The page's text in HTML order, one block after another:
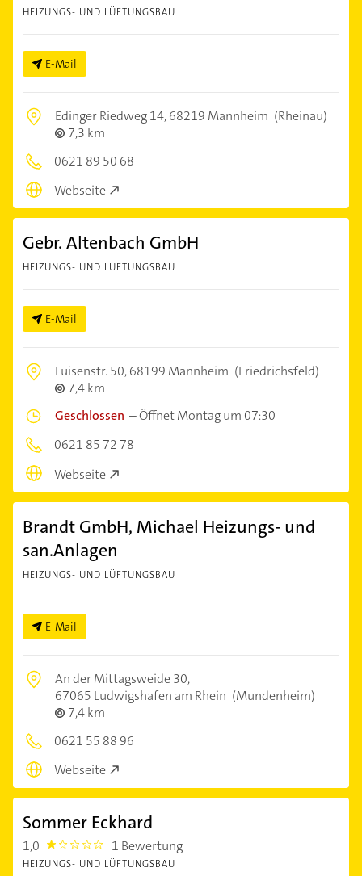
HEIZUNGS- UND LÜFTUNGSBAU
E-Mail
Edinger Riedweg 14,68219 Mannheim (Rheinau)
7,3 km
0621 89 50 68
Webseite
Gebr. Altenbach GmbH
HEIZUNGS- UND LÜFTUNGSBAU
E-Mail
Luisenstr. 50,68199 Mannheim (Friedrichsfeld)
7,4 km
Geschlossen –Öffnet Montag um 07:30
0621 85 72 78
Webseite
Brandt GmbH, Michael Heizungs- und
san.Anlagen
HEIZUNGS- UND LÜFTUNGSBAU
E-Mail
An der Mittagsweide 30,
67065 Ludwigshafen am Rhein (Mundenheim)
7,4 km
0621 55 88 96
Webseite
Sommer Eckhard
1,0 1.0 1 Bewertung
HEIZUNGS- UND LÜFTUNGSBAU